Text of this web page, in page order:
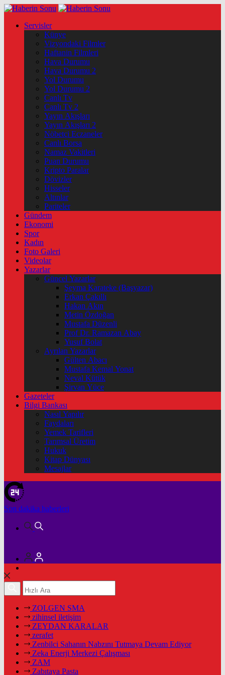
Servisler
Künye
Vizyondaki Filmler
Haftanin Filmleri
Hava Durumu
Hava Durumu 2
Yol Durumu
Yol Durumu 2
Canlı Tv
Canlı Tv 2
Yayın Akışları
Yayın Akışları 2
Nöbetçi Eczaneler
Canlı Borsa
Namaz Vakitleri
Puan Durumu
Kripto Paralar
Dövizler
Hisseler
Altınlar
Pariteler
Gündem
Ekonomi
Spor
Kadın
Foto Galeri
Videolar
Yazarlar
Güncel Yazarlar
Şeyma Karateke (Başyazar)
Erkan Çakıllı
Hakan Akın
Metin Özdoğan
Mustafa Düzenli
Prof Dr. Ramazan Abay
Yusuf Bolat
Ayrılan Yazarlar
Gülten Abacı
Mustafa Kemal Yonat
Neval Kütük
Şirvan Yüce
Gazeteler
Bilgi Bankası
Nasıl Yapılır
Faydaları
Yemek Tarifleri
Tarımsal Üretim
Hukuk
Kitap Dünyası
Mesajlar
Son dakika haberleri
ZOLGEN SMA
zihinsel iletişim
ZEYDAN KARALAR
zerafet
Zenbilci Sahanın Nabzını Tutmaya Devam Ediyor
Zeka Enerji Merkezi Çalışması
ZAM
Zabıtaya Pasta